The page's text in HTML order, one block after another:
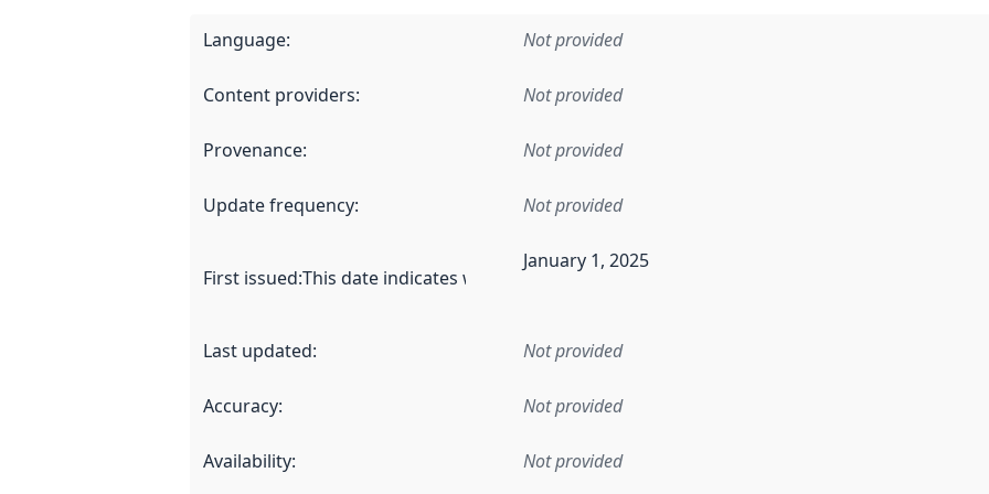
Language: Not provided
Content providers: Not provided
Provenance: Not provided
Update frequency: Not provided
First issued:This date indicates when the data in this dataset was first released. It may have
January 1, 2025
Last updated: Not provided
Accuracy: Not provided
Availability: Not provided